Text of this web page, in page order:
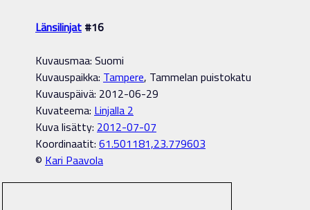
Länsilinjat #16
Kuvausmaa: Suomi
Kuvauspaikka: Tampere, Tammelan puistokatu
Kuvauspäivä: 2012-06-29
Kuvateema: Linjalla 2
Kuva lisätty: 2012-07-07
Koordinaatit: 61.501181,23.779603
© Kari Paavola